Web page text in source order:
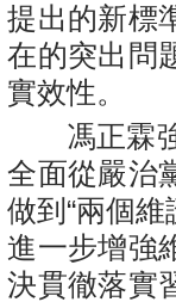
提出的新標
在的突出問
實效性。
馮正霖強
全面從嚴治
做到“兩個維
進一步增強
決貫徹落實